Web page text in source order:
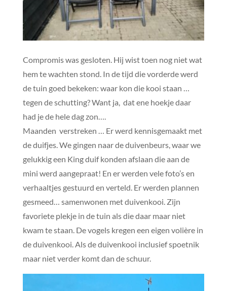
Compromis was gesloten. Hij wist toen nog niet wat
hem te wachten stond. In de tijd die vorderde werd
de tuin goed bekeken: waar kon die kooi staan …
tegen de schutting? Want ja, dat ene hoekje daar
had je de hele dag zon….
Maanden verstreken … Er werd kennisgemaakt met
de duifjes. We gingen naar de duivenbeurs, waar we
gelukkig een King duif konden afslaan die aan de
mini werd aangepraat! En er werden vele foto’s en
verhaaltjes gestuurd en verteld. Er werden plannen
gesmeed… samenwonen met duivenkooi. Zijn
favoriete plekje in de tuin als die daar maar niet
kwam te staan. De vogels kregen een eigen volière in
de duivenkooi. Als de duivenkooi inclusief spoetnik
maar niet verder komt dan de schuur.